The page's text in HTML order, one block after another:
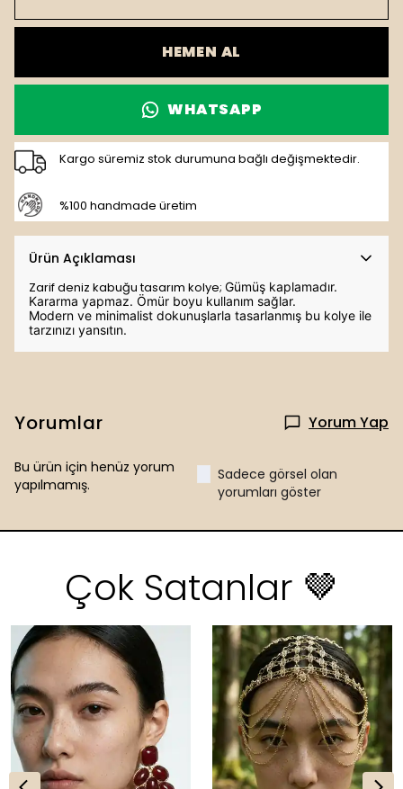
HEMEN AL
WHATSAPP
Kargo süremiz stok durumuna bağlı değişmektedir.
%100 handmade üretim
Ürün Açıklaması
Zarif deniz kabuğu tasarım kolye; Gümüş kaplamadır.
Kararma yapmaz. Ömür boyu kullanım sağlar.
Modern ve minimalist dokunuşlarla tasarlanmış bu kolye ile
tarzınızı yansıtın.
Yorumlar Yorum Yap
Bu ürün için henüz yorum
yapılmamış.
Sadece görsel olan
yorumları göster
Çok Satanlar 🤎